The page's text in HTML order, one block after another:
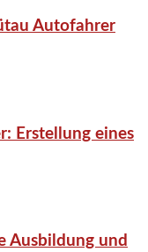
Autofahrer
Erstellung eines
Ausbildung und